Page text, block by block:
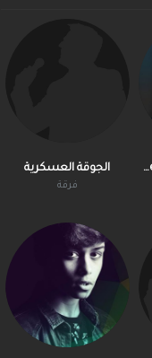
الجوقة العسكرية
فرقة
الفنان حسان دحمان | Hassen Dahmane